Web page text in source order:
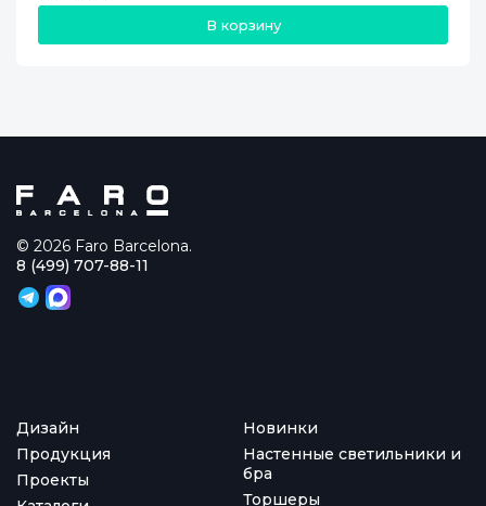
В корзину
© 2026 Faro Barcelona.
Дизайн
Продукция
Проекты
Новинки
Настенные светильники и
бра
Торшеры
8 (499) 707-88-11